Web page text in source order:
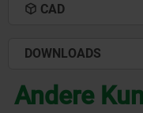
CAD
DOWNLOADS
Andere